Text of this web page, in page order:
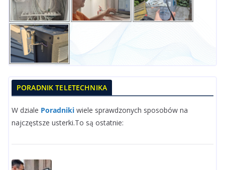
PORADNIK TELETECHNIKA
W dziale Poradniki wiele sprawdzonych sposobów na
najczęstsze usterki.To są ostatnie: